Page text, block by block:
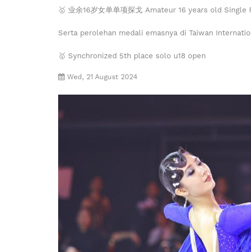
🥇 业余16岁女单单项探戈 Amateur 16 years old Single
Serta perolehan medali emasnya di Taiwan
🥇 Synchronized 5th place solo u18 open
Wed, 21 August 2024